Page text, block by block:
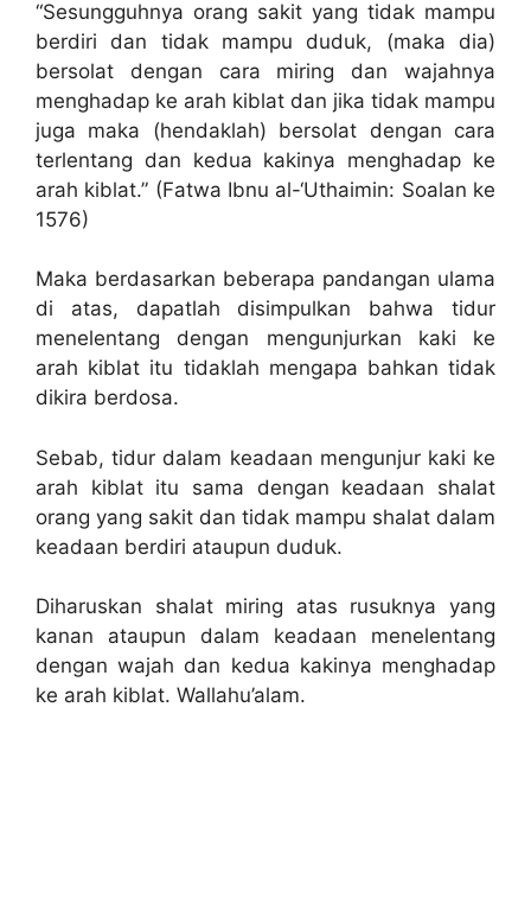
“Sesungguhnya orang sakit yang tidak mampu
berdiri dan tidak mampu duduk, (maka dia)
bersolat dengan cara miring dan wajahnya
menghadap ke arah kiblat dan jika tidak mampu
juga maka (hendaklah) bersolat dengan cara
terlentang dan kedua kakinya menghadap ke
arah kiblat.” (Fatwa Ibnu al-‘Uthaimin: Soalan ke
1576)
Maka berdasarkan beberapa pandangan ulama
di atas, dapatlah disimpulkan bahwa tidur
menelentang dengan mengunjurkan kaki ke
arah kiblat itu tidaklah mengapa bahkan tidak
dikira berdosa.
Sebab, tidur dalam keadaan mengunjur kaki ke
arah kiblat itu sama dengan keadaan shalat
orang yang sakit dan tidak mampu shalat dalam
keadaan berdiri ataupun duduk.
Diharuskan shalat miring atas rusuknya yang
kanan ataupun dalam keadaan menelentang
dengan wajah dan kedua kakinya menghadap
ke arah kiblat. Wallahu’alam.